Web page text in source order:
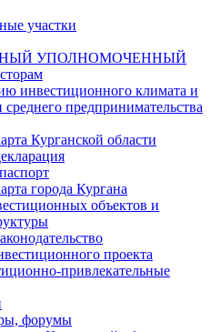
участки
УПОЛНОМОЧЕННЫЙ
инвестиционного климата и
предпринимательства
Курганской области
города Кургана
объектов и
проекта
привлекательные
форумы